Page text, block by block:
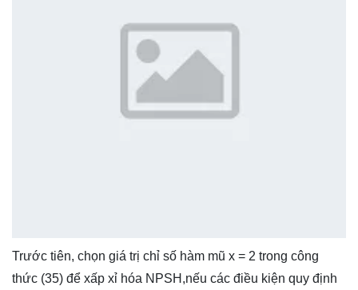
Trước tiên, chọn giá trị chỉ số hàm mũ x = 2 trong công
thức (35) để xấp xỉ hóa NPSH,nếu các điều kiện quy định